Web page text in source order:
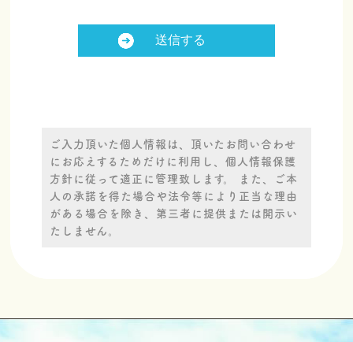
ご入力頂いた個人情報は、頂いたお問い合わせ
にお応えするためだけに利用し、個人情報保護
方針に従って適正に管理致します。 また、ご本
人の承諾を得た場合や法令等により正当な理由
がある場合を除き、第三者に提供または開示い
たしません。